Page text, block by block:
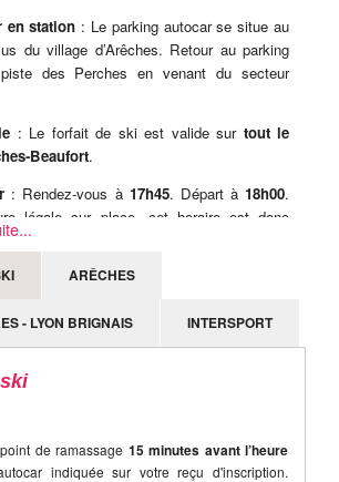
en station : Le parking autocar se situe au
du village d’Arêches. Retour au parking
des Perches en venant du secteur
: Le forfait de ski est valide sur tout le
Beaufort.
: Rendez-vous à 17h45. Départ à18h00.
légale sur place, cet horaire est donc
modifié sur place, le jour-même.
ARÊCHES
- LYON BRIGNAIS INTERSPORT
de ramassage 15 minutes avant l’heure
indiquée sur votre reçu d'inscription.